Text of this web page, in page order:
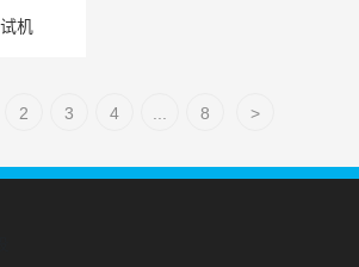
机
2 3 4 8 >